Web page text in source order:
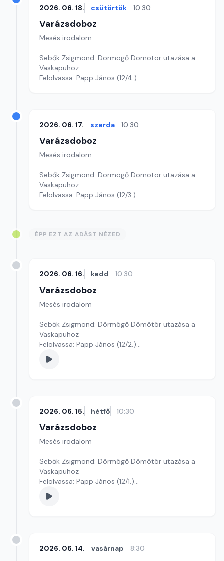
2026. 06. 18. csütörtök 10:30
Varázsdoboz
Mesés irodalom
Sebők Zsigmond: Dörmögő Dömötör utazása a
Vaskapuhoz
Felolvassa: Papp János (12/4.)
2026. 06. 17. szerda 10:30
Varázsdoboz
Mesés irodalom
Sebők Zsigmond: Dörmögő Dömötör utazása a
Vaskapuhoz
Felolvassa: Papp János (12/3.)
ÉPP EZT AZ ADÁST NÉZED
2026. 06. 16. kedd 10:30
Varázsdoboz
Mesés irodalom
Sebők Zsigmond: Dörmögő Dömötör utazása a
Vaskapuhoz
Felolvassa: Papp János (12/2.)
Szerkesztő: Varga Andrea
2026. 06. 15. hétfő 10:30
Varázsdoboz
Mesés irodalom
Sebők Zsigmond: Dörmögő Dömötör utazása a
Vaskapuhoz
Felolvassa: Papp János (12/1.)
Szerkesztő: Varga Andrea
2026. 06. 14. vasárnap 8:30